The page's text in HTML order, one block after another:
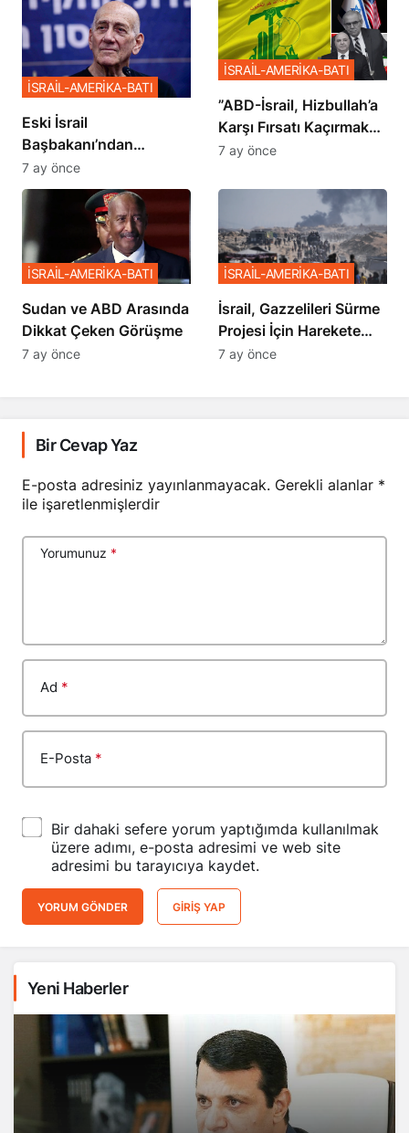
Eski İsrail
Başbakanı’ndan
Netanyahu’ya Ağır
Sözler
İSRAİL-AMERİKA-BATI
7 ay önce
​​​​​​​”ABD-İsrail, Hizbullah’a
Karşı Fırsatı Kaçırmak
İstemiyor”
İSRAİL-AMERİKA-BATI
7 ay önce
Sudan ve ABD Arasında
Dikkat Çeken Görüşme
İSRAİL-AMERİKA-BATI
7 ay önce
İsrail, Gazzelileri Sürme
Projesi İçin Harekete
Geçti
İSRAİL-AMERİKA-BATI
7 ay önce
Bir Cevap Yaz
E-posta adresiniz yayınlanmayacak. Gerekli alanlar *
ile işaretlenmişlerdir
Yorumunuz *
Ad *
E-Posta *
Bir dahaki sefere yorum yaptığımda kullanılmak
üzere adımı, e-posta adresimi ve web site
adresimi bu tarayıcıya kaydet.
YORUM GÖNDER GIRIŞ YAP
Yeni Haberler